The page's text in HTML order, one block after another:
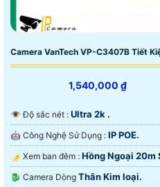
Camera VanTech VP-C3407B Tiết
1,540,000 ₫
👁 Độ sắc nét : Ultra 2k .
🤖️ Công Nghệ Sử Dụng : IP POE.
🌛 Xem ban đêm : Hồng Ngoại 20m
🐉️ Camera Dòng Thân Kim loại.